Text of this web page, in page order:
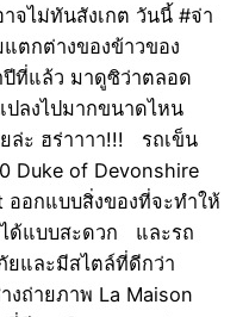
าจไม่ทันสังเกต วันนี้ #จ่า
ตกต่างของข้าวของ
ปีที่แล้ว มาดูซิว่าตลอด
ปลงไปมากขนาดไหน
ล่ะ ฮร่าาาา!!! รถเข็น
Duke of Devonshire
ออกแบบสิ่งของที่จะทำให้
ได้แบบสะดวก และรถ
ยและมีสไตล์ที่ดีกว่า
งถ่ายภาพ La Maison